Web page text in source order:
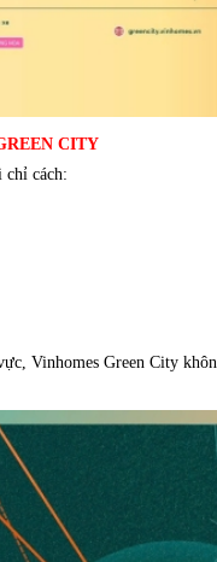
CITY
chỉ cách:
Vinhomes Green City